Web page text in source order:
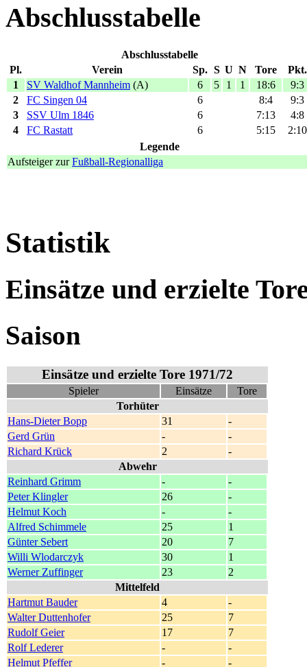
Abschlusstabelle
Abschlusstabelle
Pl.
Verein Sp. S U N Tore
Pkt.
1
SV Waldhof Mannheim (A) 6 5 1 1 18:6
9:3
2
FC Singen 04 6 8:4
9:3
3
SSV Ulm 1846 6 7:13
4:8
4
FC Rastatt 6 5:15
2:10
Legende
Aufsteiger zurFußball-Regionalliga
Statistik
Einsätze und erzielte
Saison
Einsätze und erzielte Tore 1971/72
Spieler Einsätze
Tore
Torhüter
Hans-Dieter Bopp
31
-
Gerd Grün
-
-
Richard Krück
2
-
Abwehr
Reinhard Grimm
-
-
Peter Klingler
26
-
Helmut Koch
-
-
Alfred Schimmele
25
1
Günter Sebert
20
7
Willi Wlodarczyk
30
1
Werner Zuffinger
23
2
Mittelfeld
Hartmut Bauder
4
-
Walter Duttenhofer
25
7
Rudolf Geier
17
7
Rolf Lederer
-
-
Helmut Pfeffer
-
-